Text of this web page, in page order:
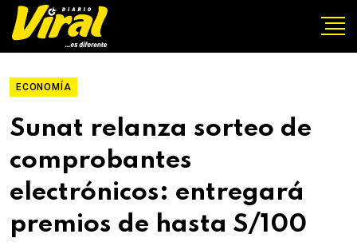
ECONOMÍA
Sunat relanza sorteo de
comprobantes
electrónicos: entregará
premios de hasta S/100